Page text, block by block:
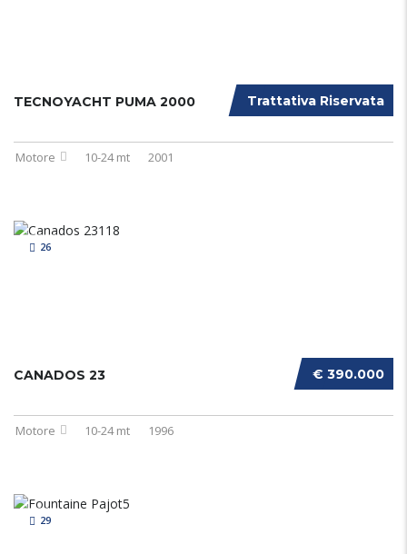
Trattativa Riservata
TECNOYACHT PUMA 2000
Motore 10-24 mt 2001
26
€ 390.000
CANADOS 23
Motore 10-24 mt 1996
29